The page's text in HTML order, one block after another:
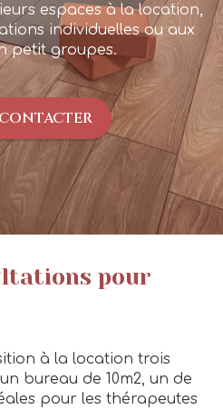
espaces à la location,
individuelles ou aux
petit groupes.
pour
à la location trois
bureau de 10m2, un de
pour les thérapeutes